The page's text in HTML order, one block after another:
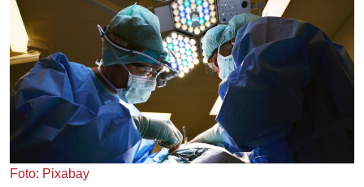
Foto: Pixabay